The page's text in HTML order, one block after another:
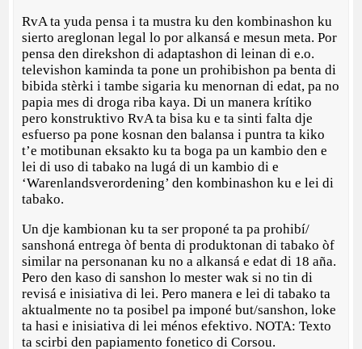
RvA ta yuda pensa i ta mustra ku den kombinashon ku
sierto areglonan legal lo por alkansá e mesun meta. Por
pensa den direkshon di adaptashon di leinan di e.o.
televishon kaminda ta pone un prohibishon pa benta di
bibida stèrki i tambe sigaria ku menornan di edat, pa no
papia mes di droga riba kaya. Di un manera krítiko
pero konstruktivo RvA ta bisa ku e ta sinti falta dje
esfuerso pa pone kosnan den balansa i puntra ta kiko
t’e motibunan eksakto ku ta boga pa un kambio den e
lei di uso di tabako na lugá di un kambio di e
‘Warenlandsverordening’ den kombinashon ku e lei di
tabako.
Un dje kambionan ku ta ser proponé ta pa prohibí/
sanshoná entrega òf benta di produktonan di tabako òf
similar na personanan ku no a alkansá e edat di 18 aña.
Pero den kaso di sanshon lo mester wak si no tin di
revisá e inisiativa di lei. Pero manera e lei di tabako ta
aktualmente no ta posibel pa imponé but/sanshon, loke
ta hasi e inisiativa di lei ménos efektivo. NOTA: Texto
ta scirbi den papiamento fonetico di Corsou.